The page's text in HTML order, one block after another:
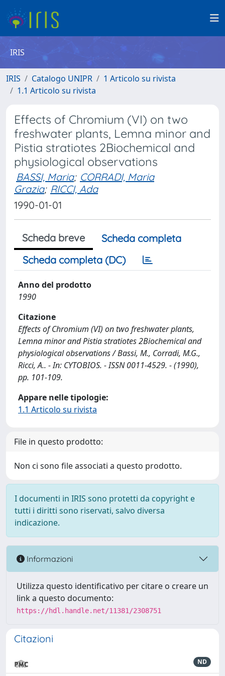
IRIS
IRIS Catalogo UNIPR
1 Articolo su rivista
1.1 Articolo su rivista
Effects of Chromium (VI) on two
freshwater plants, Lemna minor and
Pistia stratiotes 2Biochemical and
physiological observations
BASSI, Maria; CORRADI, Maria
Grazia; RICCI, Ada
1990-01-01
Scheda breve
Scheda completa
Scheda completa (DC)
Anno del prodotto
1990
Citazione
Effects of Chromium (VI) on two freshwater plants,
Lemna minor and Pistia stratiotes 2Biochemical and
physiological observations / Bassi, M., Corradi, M.G.,
Ricci, A.. - In: CYTOBIOS. - ISSN 0011-4529. - (1990),
pp. 101-109.
Appare nelle tipologie:
1.1 Articolo su rivista
File in questo prodotto:
Non ci sono file associati a questo prodotto.
I documenti in IRIS sono protetti da copyright e
tutti i diritti sono riservati, salvo diversa
indicazione.
Informazioni
Utilizza questo identificativo per citare o creare un
link a questo documento:
https://hdl.handle.net/11381/2308751
Citazioni
ND